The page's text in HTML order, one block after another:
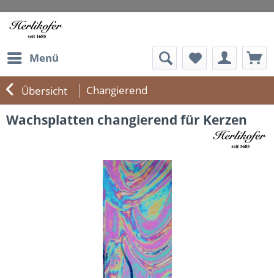
Menü
Übersicht Changierend
Wachsplatten changierend für Kerzen